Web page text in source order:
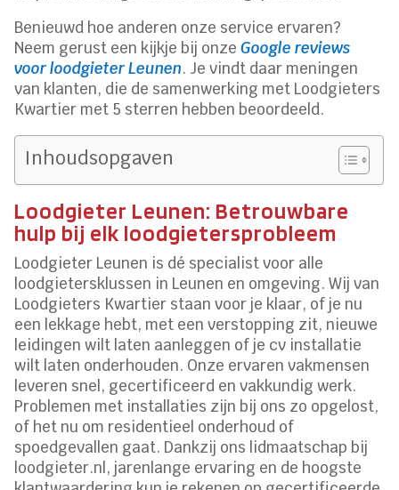
Benieuwd hoe anderen onze service ervaren?
Neem gerust een kijkje bij onzeGoogle reviews
voor loodgieter Leunen. Je vindt daar meningen
van klanten, die de samenwerking met Loodgieters
Kwartier met 5 sterren hebben beoordeeld.
Inhoudsopgaven
Loodgieter Leunen: Betrouwbare
hulp bij elk loodgietersprobleem
Loodgieter Leunen is dé specialist voor alle
loodgietersklussen in Leunen en omgeving. Wij van
Loodgieters Kwartier staan voor je klaar, of je nu
een lekkage hebt, met een verstopping zit, nieuwe
leidingen wilt laten aanleggen of je cv installatie
wilt laten onderhouden. Onze ervaren vakmensen
leveren snel, gecertificeerd en vakkundig werk.
Problemen met installaties zijn bij ons zo opgelost,
of het nu om residentieel onderhoud of
spoedgevallen gaat. Dankzij ons lidmaatschap bij
loodgieter.nl, jarenlange ervaring en de hoogste